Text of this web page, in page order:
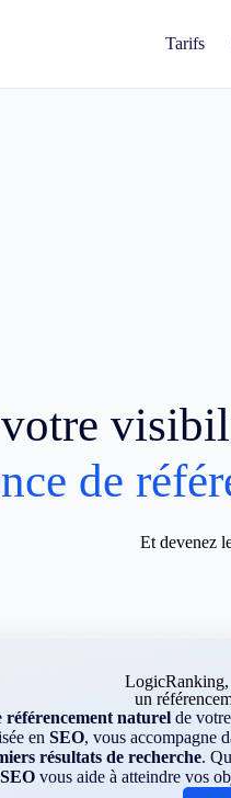
Tarifs
de
Et devenez
LogicRanking,
un
référencement naturel de
en SEO, vous accompagne
résultats de recherche.
SEO vous aide à atteindre vos